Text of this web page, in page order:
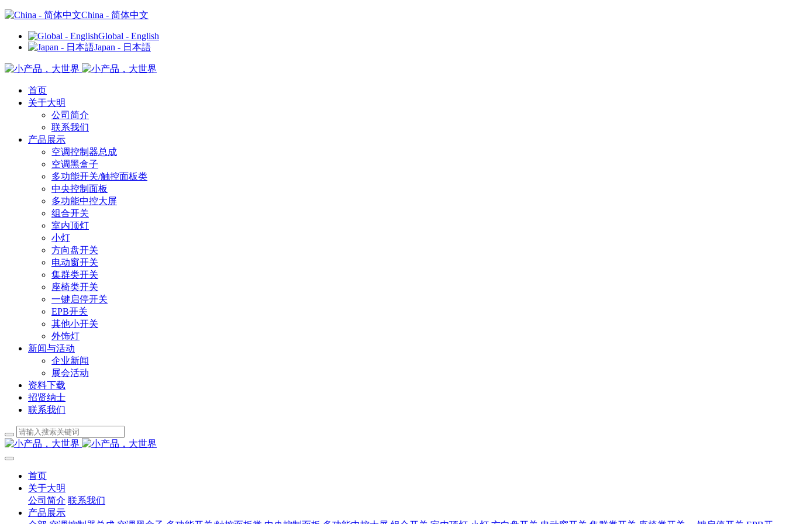
China - 简体中文
Global - English
Japan - 日本語
首页
关于大明
公司简介
联系我们
产品展示
空调控制器总成
空调黑盒子
多功能开关/触控面板类
中央控制面板
多功能中控大屏
组合开关
室内顶灯
小灯
方向盘开关
电动窗开关
集群类开关
座椅类开关
一键启停开关
EPB开关
其他小开关
外饰灯
新闻与活动
企业新闻
展会活动
资料下载
招贤纳士
联系我们
首页
关于大明
公司简介 联系我们
产品展示